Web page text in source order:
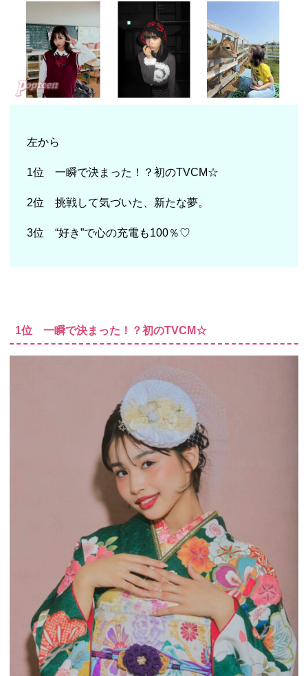
左から
1位 一瞬で決まった！？初のTVCM☆
2位 挑戦して気づいた、新たな夢。
3位 “好き”で心の充電も100％♡
1位 一瞬で決まった！？初のTVCM☆